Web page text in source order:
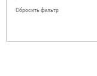
Сбросить фильтр